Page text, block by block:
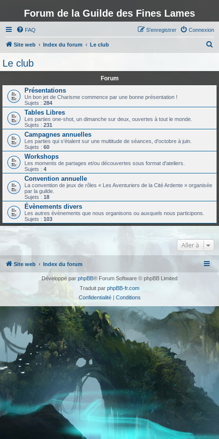
Forum de la Guilde des Fines Lames
FAQ Connexion
S’enregistrer
Site web Index du forum Le club
r
Le club
Forum
Présentations
Un bon jet de Charisme commence par une bonne présentation !
Sujets : 284
Tables Libres
Les parties one-shot, un dimanche sur deux, ouvertes à tout le monde.
Sujets : 231
Campagnes annuelles
Les parties qui s'étalent sur une multitude de séances, d'octobre à juin.
Sujets : 60
Workshops
Les moments de partages et/ou découvertes sous format d'ateliers.
Sujets : 4
Convention annuelle
La convention de jeux de rôles « Les Aventuriers de la Cité Ardente » organisée
par la guilde.
Sujets : 18
Évènements divers
Les autres évènements que nous organisons ou auxquels nous participons.
Sujets : 103
Aller à
Site web Index du forum
Développé par phpBB® Forum Software © phpBB Limited
Traduit par phpBB-fr.com
Confidentialité| Conditions